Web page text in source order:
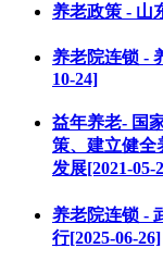
养老政策 - 山
养老院连锁 -
10-24]
益年养老- 国
策、建立健全
发展[2021-05-
养老院连锁 -
行[2025-06-26]